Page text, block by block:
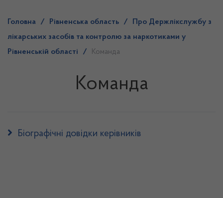
Головна / Рівненська область /
Про Держлікслужбу з
лікарських засобів та контролю за наркотиками у
Рівненській області
/ Команда
Команда
Біографічні довідки керівників